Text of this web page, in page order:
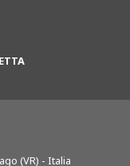
(VR) - Italia